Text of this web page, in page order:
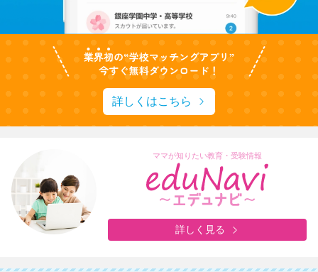
詳しくはこちら
ママが知りたい教育・受験情報
詳しく見る